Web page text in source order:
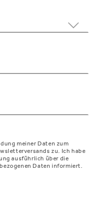
meiner Daten zum
zu. Ich habe
ausführlich über die
Daten informiert.